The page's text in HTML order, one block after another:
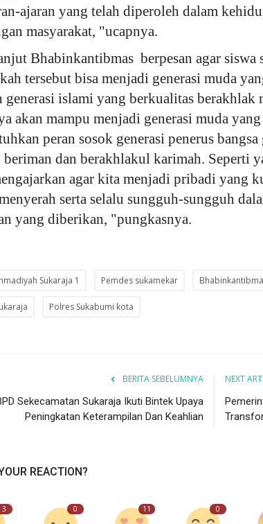
ajaran yang telah diperoleh dalam
masyarakat, "ucapnya.
Bhabinkantibmas berpesan agar
tersebut bisa menjadi generasi muda
generasi islami yang berkualitas berakhlak
akan mampu menjadi generasi muda
peran sosok generasi penerus
dan berakhlakul karimah. Seperti
agar kita menjadi pribadi yang
serta selalu sungguh-sungguh
yang diberikan, "pungkasnya.
Sukaraja 1 Pemdes sukamekar
Polres Sukabumi kota
BERITA SEBELUMNYA
Sekecamatan Sukaraja Ikuti Bintek Upaya
Peningkatan Keterampilan Dan Keahlian
NEXT
REACTION?
3 0 11 0